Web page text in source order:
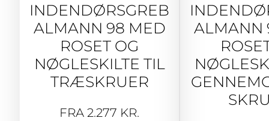
INDENDØRSGREB
ALMANN 98 MED
ROSET OG
NØGLESKILTE TIL
TRÆSKRUER
FRA 2.277 KR.
ALMANN